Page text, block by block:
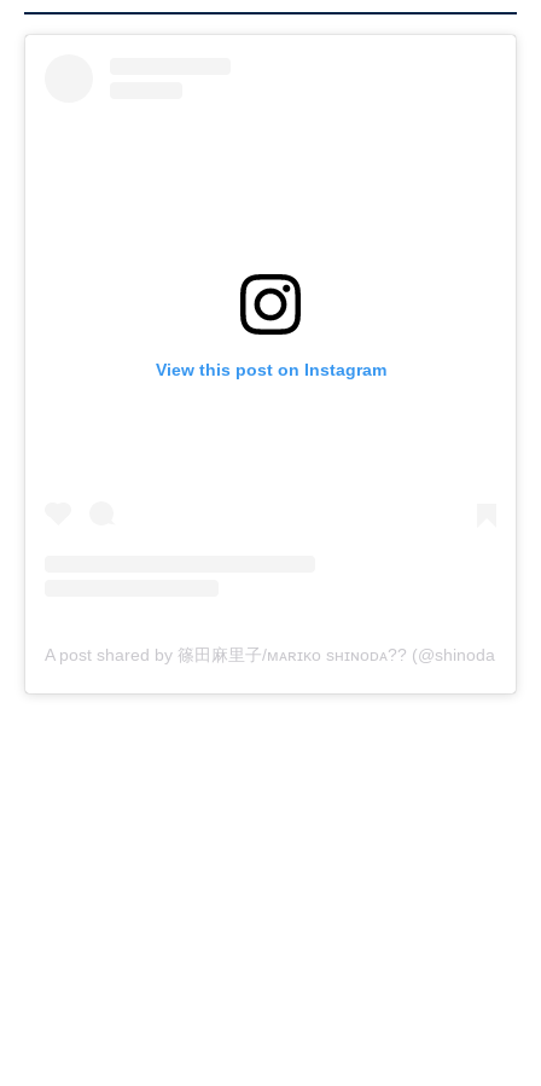
View this post on Instagram
A post shared by 篠田麻里子/ᴍᴀʀɪᴋᴏ sʜɪɴᴏᴅᴀ??